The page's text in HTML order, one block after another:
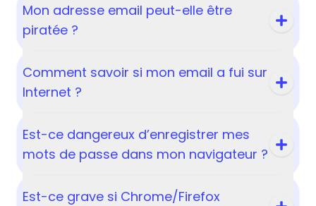
Mon adresse email peut-elle être
piratée ?
Comment savoir si mon email a fui sur
Internet ?
Est-ce dangereux d’enregistrer mes
mots de passe dans mon navigateur ?
Est-ce grave si Chrome/Firefox